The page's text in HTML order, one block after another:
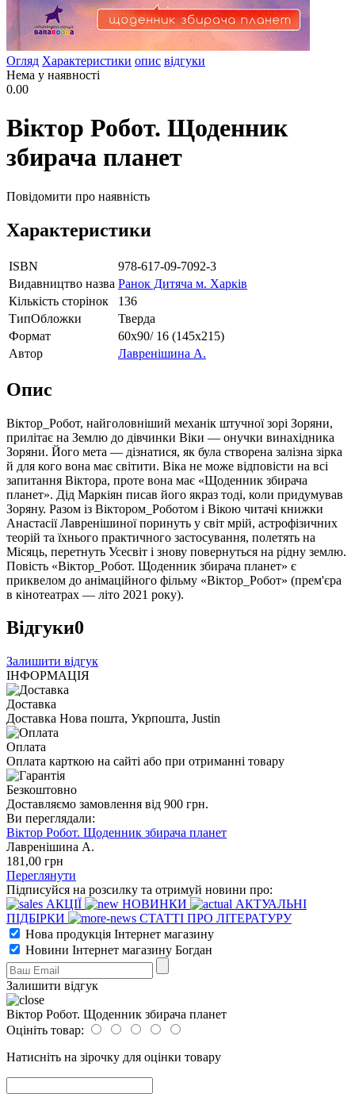
Огляд Характеристики опис відгуки
Нема у наявності
0.00
Віктор Робот. Щоденник
збирача планет
Повідомити про наявність
Характеристики
ISBN
978-617-09-7092-3
Видавництво назва Ранок Дитяча м. Харків
Кількість сторінок
136
ТипОбложки
Тверда
Формат
60х90/ 16 (145х215)
Автор
Лавренішина А.
Опис
Віктор_Робот, найголовніший механік штучної зорі Зоряни,
прилітає на Землю до дівчинки Віки — онучки винахідника
Зоряни. Його мета — дізнатися, як була створена залізна зірка
й для кого вона має світити. Віка не може відповісти на всі
запитання Віктора, проте вона має «Щоденник збирача
планет». Дід Маркіян писав його якраз тоді, коли придумував
Зоряну. Разом із Віктором_Роботом і Вікою читачі книжки
Анастасії Лавренішиної поринуть у світ мрій, астрофізичних
теорій та їхнього практичного застосування, полетять на
Місяць, перетнуть Усесвіт і знову повернуться на рідну землю.
Повість «Віктор_Робот. Щоденник збирача планет» є
приквелом до анімаційного фільму «Віктор_Робот» (прем'єра
в кінотеатрах — літо 2021 року).
Відгуки0
Залишити відгук
ІНФОРМАЦІЯ
Доставка
Доставка Нова пошта, Укрпошта, Justin
Оплата
Оплата карткою на сайті або при отриманні товару
Безкоштовно
Доставляємо замовлення від 900 грн.
Ви переглядали:
Віктор Робот. Щоденник збирача планет
Лавренішина А.
181 ,00 грн
Переглянути
Підписуйся на розсилку та отримуй новини про:
АКЦІЇ
НОВИНКИ
АКТУАЛЬНІ
ПІДБІРКИ
СТАТТІ ПРО ЛІТЕРАТУРУ
Нова продукція Інтернет магазину
Новини Інтернет магазину Богдан
Залишити відгук
Віктор Робот. Щоденник збирача планет
Оцініть товар:
Натисніть на зірочку для оцінки товару